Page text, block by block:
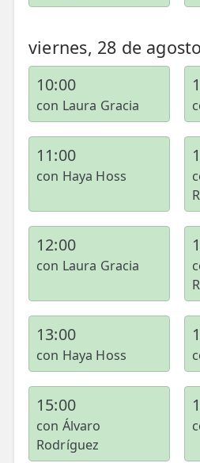
viernes, 28 de agosto
10:00
con Laura Gracia
11:00
con Haya Hoss
12:00
con Laura Gracia
13:00
con Haya Hoss
15:00
con Álvaro
Rodríguez